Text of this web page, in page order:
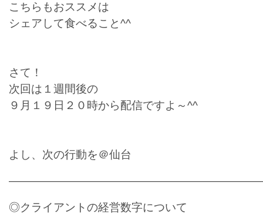
こちらもおススメは
シェアして食べること^^
さて！
次回は１週間後の
９月１９日２０時から配信ですよ～^^
よし、次の行動を＠仙台
◎クライアントの経営数字について